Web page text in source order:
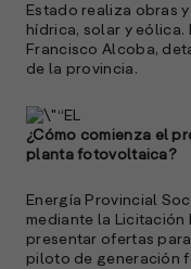
Estado realiza obras
hídrica, solar y eólica.
Francisco Alcoba,
de la provincia.
¿Cómo comienza el
planta fotovoltaica?
Energía Provincial
mediante la Licitación
presentar ofertas
piloto de generación